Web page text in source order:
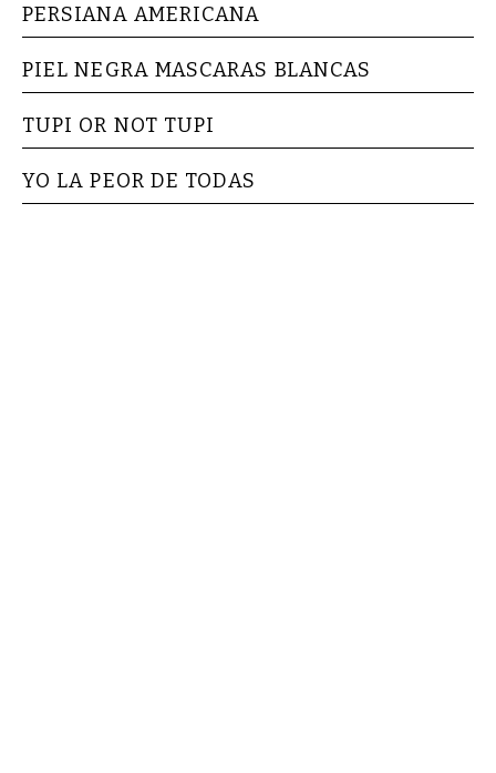
PERSIANA AMERICANA
PIEL NEGRA MASCARAS BLANCAS
TUPI OR NOT TUPI
YO LA PEOR DE TODAS